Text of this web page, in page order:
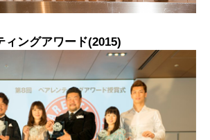
ィングアワード(2015)